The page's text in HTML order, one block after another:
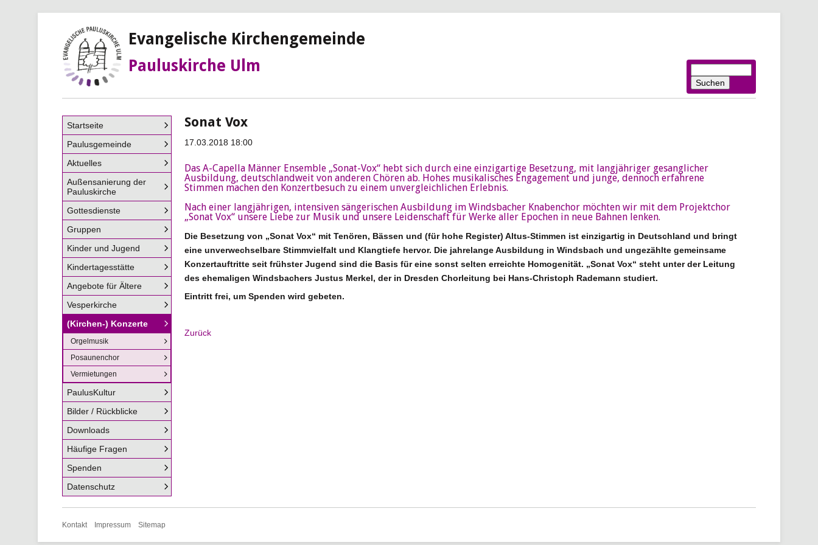
Evangelische Kirchengemeinde
Pauluskirche Ulm
Suchen
Sonat Vox
17.03.2018 18:00
Das A-Capella Männer Ensemble „Sonat-Vox“ hebt sich durch eine einzigartige Besetzung, mit langjähriger gesanglicher
Ausbildung, deutschlandweit von anderen Chören ab. Hohes musikalisches Engagement und junge, dennoch erfahrene
Stimmen machen den Konzertbesuch zu einem unvergleichlichen Erlebnis.
Nach einer langjährigen, intensiven sängerischen Ausbildung im Windsbacher Knabenchor möchten wir mit dem Projektchor
„Sonat Vox“ unsere Liebe zur Musik und unsere Leidenschaft für Werke aller Epochen in neue Bahnen lenken.
Die Besetzung von „Sonat Vox“ mit Tenören, Bässen und (für hohe Register) Altus-Stimmen ist einzigartig in Deutschland und bringt
eine unverwechselbare Stimmvielfalt und Klangtiefe hervor. Die jahrelange Ausbildung in Windsbach und ungezählte gemeinsame
Konzertauftritte seit frühster Jugend sind die Basis für eine sonst selten erreichte Homogenität. „Sonat Vox“ steht unter der Leitung
des ehemaligen Windsbachers Justus Merkel, der in Dresden Chorleitung bei Hans-Christoph Rademann studiert.
Eintritt frei, um Spenden wird gebeten.
Zurück
Navigation
überspringen
Startseite
Paulusgemeinde
Aktuelles
Außensanierung der
Pauluskirche
Gottesdienste
Gruppen
Kinder und Jugend
Kindertagesstätte
Angebote für Ältere
Vesperkirche
(Kirchen-) Konzerte
Orgelmusik
Posaunenchor
Vermietungen
PaulusKultur
Bilder / Rückblicke
Downloads
Häufige Fragen
Spenden
Datenschutz
Navigation
Kontakt Impressum Sitemap